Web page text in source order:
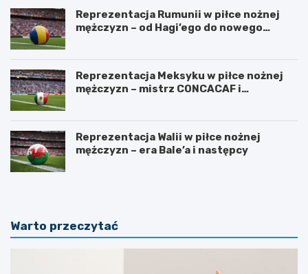
Reprezentacja Rumunii w piłce nożnej
mężczyzn – od Hagi’ego do nowego
Reprezentacja Meksyku w piłce nożnej
mężczyzn – mistrz CONCACAF i
Reprezentacja Walii w piłce nożnej
mężczyzn – era Bale’a i następcy
Warto przeczytać